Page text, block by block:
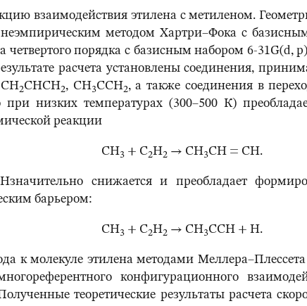
взаимодействия этилена с метиленом.
методом Хартри–Фока с
порядка с базисным набором 6-31G(d,
расчета установлены соединения,
2CHCH2, CH3CCH2, а также соединения в
низких температурах (300–500 К)
реакции
CH3 + C2H2 → CH3CH =
снижается и преобладает
барьером:
CH3 + C2H2 → CH3CCH
к молекуле этилена методами
конфигурационного
теоретические результаты расчета